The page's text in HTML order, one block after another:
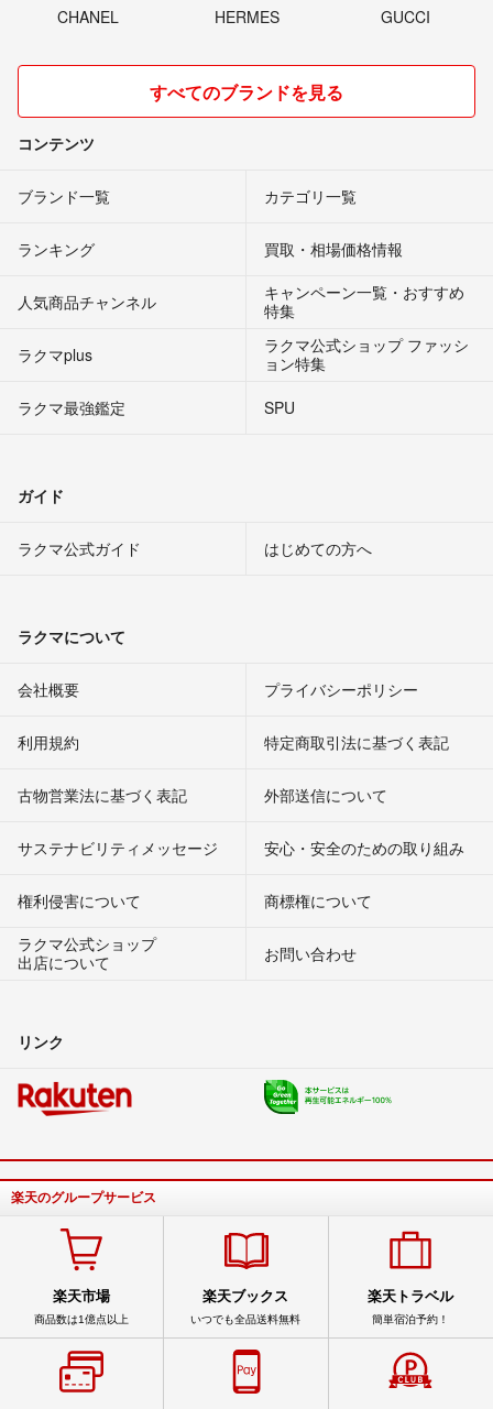
CHANEL HERMES GUCCI
すべてのブランドを見る
コンテンツ
ブランド一覧 カテゴリ一覧
ランキング 買取・相場価格情報
人気商品チャンネル
キャンペーン一覧・おすすめ
特集
ラクマplus
ラクマ公式ショップ ファッシ
ョン特集
ラクマ最強鑑定
SPU
ガイド
ラクマ公式ガイド はじめての方へ
ラクマについて
会社概要 プライバシーポリシー
利用規約 特定商取引法に基づく表記
古物営業法に基づく表記 外部送信について
サステナビリティメッセージ 安心・安全のための取り組み
権利侵害について
商標権について
ラクマ公式ショップ
出店について
お問い合わせ
リンク
楽天のグループサービス
楽天市場
商品数は1億点以上
楽天ブックス
いつでも全品送料無料
楽天トラベル
簡単宿泊予約！